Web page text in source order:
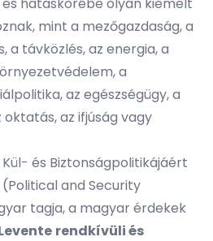
mint a mezőgazdaság, a
a távközlés, az energia, a
a
az egészségügy, a
az ifjúság vagy
Kül- és Biztonságpolitikájáért
and Security
tagja, a magyar érdekek
rendkívüli és